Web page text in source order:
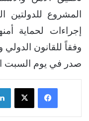
المشروع للدولتين
إجراءات لحماية
وفقاً للقانون الدولي
صدر في يوم السبت الموافق ٦
فيسبوك ‫X